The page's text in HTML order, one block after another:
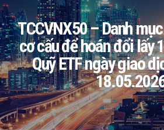
TCCVNX50 – Danh
cơ cấu để hoán đổi lấy
Quỹ ETF ngày giao